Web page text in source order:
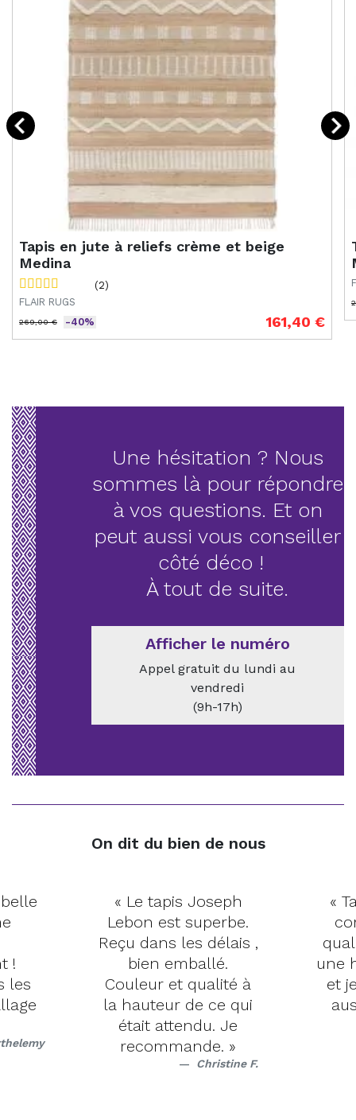
Tapis en jute à reliefs crème et beige
Medina
(2)
FLAIR RUGS
Prix de base
269,00 €
Prix -40% 161,40 €
Une hésitation ? Nous
sommes là pour répondre
à vos questions. Et on
peut aussi vous conseiller
côté déco !
À tout de suite.
Afficher le numéro
Appel gratuit du lundi au
vendredi
(9h-17h)
On dit du bien de nous
!
les
« Le tapis Joseph
Lebon est superbe.
Reçu dans les délais ,
bien emballé.
Couleur et qualité à
la hauteur de ce qui
était attendu. Je
recommande. »
Christine F.
«
une
et